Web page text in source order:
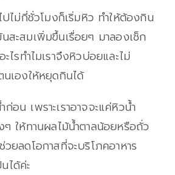
ไม่กี่ชั่วโมงก็เริ่มหิว ทำให้ต้องกิน
สะสมเพิ่มขึ้นเรื่อยๆ มาลองเช็ก
ะไรทำไมเราจึงหิวบ่อยและไม่
นเองให้หยุดกินได้
อน เพราะเราอาจจะแค่หิวน้ำ
ให้ทานผลไม้น้ำตาลน้อยหรือถั่ว
ยลดโอกาสที่จะบริโภคอาหาร
ได้ค่ะ